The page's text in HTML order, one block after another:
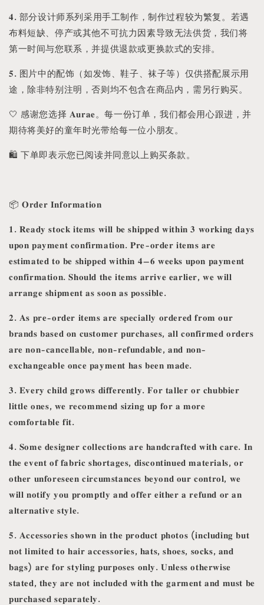
𝟒. 部分设计师系列采用手工制作，制作过程较为繁复。若遇
布料短缺、停产或其他不可抗力因素导致无法供货，我们将
第一时间与您联系，并提供退款或更换款式的安排。
𝟓. 图片中的配饰（如发饰、鞋子、袜子等）仅供搭配展示用
途，除非特别注明，否则均不包含在商品内，需另行购买。
🤍 感谢您选择 𝐀𝐮𝐫𝐚𝐞。每一份订单，我们都会用心跟进，并
期待将美好的童年时光带给每一位小朋友。
🛍️ 下单即表示您已阅读并同意以上购买条款。
📦 𝐎𝐫𝐝𝐞𝐫 𝐈𝐧𝐟𝐨𝐫𝐦𝐚𝐭𝐢𝐨𝐧
𝟏. 𝐑𝐞𝐚𝐝𝐲 𝐬𝐭𝐨𝐜𝐤 𝐢𝐭𝐞𝐦𝐬 𝐰𝐢𝐥𝐥 𝐛𝐞 𝐬𝐡𝐢𝐩𝐩𝐞𝐝 𝐰𝐢𝐭𝐡𝐢𝐧 𝟑 𝐰𝐨𝐫𝐤𝐢𝐧𝐠 𝐝𝐚𝐲𝐬
𝐮𝐩𝐨𝐧 𝐩𝐚𝐲𝐦𝐞𝐧𝐭 𝐜𝐨𝐧𝐟𝐢𝐫𝐦𝐚𝐭𝐢𝐨𝐧. 𝐏𝐫𝐞-𝐨𝐫𝐝𝐞𝐫 𝐢𝐭𝐞𝐦𝐬 𝐚𝐫𝐞
𝐞𝐬𝐭𝐢𝐦𝐚𝐭𝐞𝐝 𝐭𝐨 𝐛𝐞 𝐬𝐡𝐢𝐩𝐩𝐞𝐝 𝐰𝐢𝐭𝐡𝐢𝐧 𝟒–𝟔 𝐰𝐞𝐞𝐤𝐬 𝐮𝐩𝐨𝐧 𝐩𝐚𝐲𝐦𝐞𝐧𝐭
𝐜𝐨𝐧𝐟𝐢𝐫𝐦𝐚𝐭𝐢𝐨𝐧. 𝐒𝐡𝐨𝐮𝐥𝐝 𝐭𝐡𝐞 𝐢𝐭𝐞𝐦𝐬 𝐚𝐫𝐫𝐢𝐯𝐞 𝐞𝐚𝐫𝐥𝐢𝐞𝐫, 𝐰𝐞 𝐰𝐢𝐥𝐥
𝐚𝐫𝐫𝐚𝐧𝐠𝐞 𝐬𝐡𝐢𝐩𝐦𝐞𝐧𝐭 𝐚𝐬 𝐬𝐨𝐨𝐧 𝐚𝐬 𝐩𝐨𝐬𝐬𝐢𝐛𝐥𝐞.
𝟐. 𝐀𝐬 𝐩𝐫𝐞-𝐨𝐫𝐝𝐞𝐫 𝐢𝐭𝐞𝐦𝐬 𝐚𝐫𝐞 𝐬𝐩𝐞𝐜𝐢𝐚𝐥𝐥𝐲 𝐨𝐫𝐝𝐞𝐫𝐞𝐝 𝐟𝐫𝐨𝐦 𝐨𝐮𝐫
𝐛𝐫𝐚𝐧𝐝𝐬 𝐛𝐚𝐬𝐞𝐝 𝐨𝐧 𝐜𝐮𝐬𝐭𝐨𝐦𝐞𝐫 𝐩𝐮𝐫𝐜𝐡𝐚𝐬𝐞𝐬, 𝐚𝐥𝐥 𝐜𝐨𝐧𝐟𝐢𝐫𝐦𝐞𝐝 𝐨𝐫𝐝𝐞𝐫𝐬
𝐚𝐫𝐞 𝐧𝐨𝐧-𝐜𝐚𝐧𝐜𝐞𝐥𝐥𝐚𝐛𝐥𝐞, 𝐧𝐨𝐧-𝐫𝐞𝐟𝐮𝐧𝐝𝐚𝐛𝐥𝐞, 𝐚𝐧𝐝 𝐧𝐨𝐧-
𝐞𝐱𝐜𝐡𝐚𝐧𝐠𝐞𝐚𝐛𝐥𝐞 𝐨𝐧𝐜𝐞 𝐩𝐚𝐲𝐦𝐞𝐧𝐭 𝐡𝐚𝐬 𝐛𝐞𝐞𝐧 𝐦𝐚𝐝𝐞.
𝟑. 𝐄𝐯𝐞𝐫𝐲 𝐜𝐡𝐢𝐥𝐝 𝐠𝐫𝐨𝐰𝐬 𝐝𝐢𝐟𝐟𝐞𝐫𝐞𝐧𝐭𝐥𝐲. 𝐅𝐨𝐫 𝐭𝐚𝐥𝐥𝐞𝐫 𝐨𝐫 𝐜𝐡𝐮𝐛𝐛𝐢𝐞𝐫
𝐥𝐢𝐭𝐭𝐥𝐞 𝐨𝐧𝐞𝐬, 𝐰𝐞 𝐫𝐞𝐜𝐨𝐦𝐦𝐞𝐧𝐝 𝐬𝐢𝐳𝐢𝐧𝐠 𝐮𝐩 𝐟𝐨𝐫 𝐚 𝐦𝐨𝐫𝐞
𝐜𝐨𝐦𝐟𝐨𝐫𝐭𝐚𝐛𝐥𝐞 𝐟𝐢𝐭.
𝟒. 𝐒𝐨𝐦𝐞 𝐝𝐞𝐬𝐢𝐠𝐧𝐞𝐫 𝐜𝐨𝐥𝐥𝐞𝐜𝐭𝐢𝐨𝐧𝐬 𝐚𝐫𝐞 𝐡𝐚𝐧𝐝𝐜𝐫𝐚𝐟𝐭𝐞𝐝 𝐰𝐢𝐭𝐡 𝐜𝐚𝐫𝐞. 𝐈𝐧
𝐭𝐡𝐞 𝐞𝐯𝐞𝐧𝐭 𝐨𝐟 𝐟𝐚𝐛𝐫𝐢𝐜 𝐬𝐡𝐨𝐫𝐭𝐚𝐠𝐞𝐬, 𝐝𝐢𝐬𝐜𝐨𝐧𝐭𝐢𝐧𝐮𝐞𝐝 𝐦𝐚𝐭𝐞𝐫𝐢𝐚𝐥𝐬, 𝐨𝐫
𝐨𝐭𝐡𝐞𝐫 𝐮𝐧𝐟𝐨𝐫𝐞𝐬𝐞𝐞𝐧 𝐜𝐢𝐫𝐜𝐮𝐦𝐬𝐭𝐚𝐧𝐜𝐞𝐬 𝐛𝐞𝐲𝐨𝐧𝐝 𝐨𝐮𝐫 𝐜𝐨𝐧𝐭𝐫𝐨𝐥, 𝐰𝐞
𝐰𝐢𝐥𝐥 𝐧𝐨𝐭𝐢𝐟𝐲 𝐲𝐨𝐮 𝐩𝐫𝐨𝐦𝐩𝐭𝐥𝐲 𝐚𝐧𝐝 𝐨𝐟𝐟𝐞𝐫 𝐞𝐢𝐭𝐡𝐞𝐫 𝐚 𝐫𝐞𝐟𝐮𝐧𝐝 𝐨𝐫 𝐚𝐧
𝐚𝐥𝐭𝐞𝐫𝐧𝐚𝐭𝐢𝐯𝐞 𝐬𝐭𝐲𝐥𝐞.
𝟓. 𝐀𝐜𝐜𝐞𝐬𝐬𝐨𝐫𝐢𝐞𝐬 𝐬𝐡𝐨𝐰𝐧 𝐢𝐧 𝐭𝐡𝐞 𝐩𝐫𝐨𝐝𝐮𝐜𝐭 𝐩𝐡𝐨𝐭𝐨𝐬 (𝐢𝐧𝐜𝐥𝐮𝐝𝐢𝐧𝐠 𝐛𝐮𝐭
𝐧𝐨𝐭 𝐥𝐢𝐦𝐢𝐭𝐞𝐝 𝐭𝐨 𝐡𝐚𝐢𝐫 𝐚𝐜𝐜𝐞𝐬𝐬𝐨𝐫𝐢𝐞𝐬, 𝐡𝐚𝐭𝐬, 𝐬𝐡𝐨𝐞𝐬, 𝐬𝐨𝐜𝐤𝐬, 𝐚𝐧𝐝
𝐛𝐚𝐠𝐬) 𝐚𝐫𝐞 𝐟𝐨𝐫 𝐬𝐭𝐲𝐥𝐢𝐧𝐠 𝐩𝐮𝐫𝐩𝐨𝐬𝐞𝐬 𝐨𝐧𝐥𝐲. 𝐔𝐧𝐥𝐞𝐬𝐬 𝐨𝐭𝐡𝐞𝐫𝐰𝐢𝐬𝐞
𝐬𝐭𝐚𝐭𝐞𝐝, 𝐭𝐡𝐞𝐲 𝐚𝐫𝐞 𝐧𝐨𝐭 𝐢𝐧𝐜𝐥𝐮𝐝𝐞𝐝 𝐰𝐢𝐭𝐡 𝐭𝐡𝐞 𝐠𝐚𝐫𝐦𝐞𝐧𝐭 𝐚𝐧𝐝 𝐦𝐮𝐬𝐭 𝐛𝐞
𝐩𝐮𝐫𝐜𝐡𝐚𝐬𝐞𝐝 𝐬𝐞𝐩𝐚𝐫𝐚𝐭𝐞𝐥𝐲.